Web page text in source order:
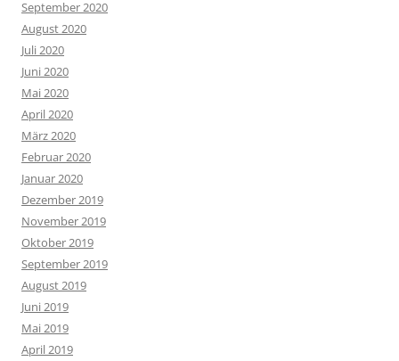
September 2020
August 2020
Juli 2020
Juni 2020
Mai 2020
April 2020
März 2020
Februar 2020
Januar 2020
Dezember 2019
November 2019
Oktober 2019
September 2019
August 2019
Juni 2019
Mai 2019
April 2019